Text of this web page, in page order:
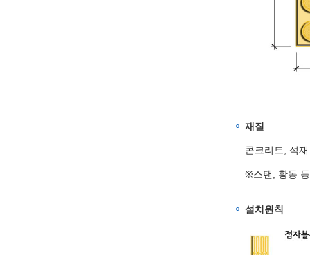
재질
콘크리트, 석
※스탠, 황동
설치원칙